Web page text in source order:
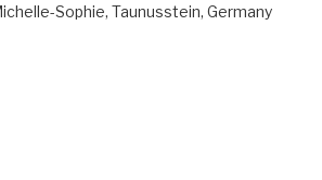
Sophie, Taunusstein, Germany